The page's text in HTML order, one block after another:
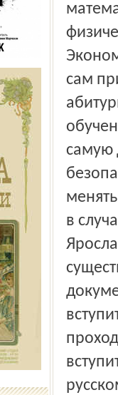
сам
самую
в